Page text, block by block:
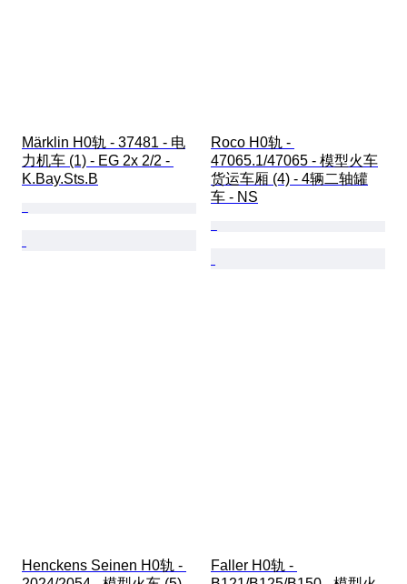
Märklin H0轨 - 37481 - 电
力机车 (1) - EG 2x 2/2 -
K.Bay.Sts.B
Roco H0轨 -
47065.1/47065 - 模型火车
货运车厢 (4) - 4辆二轴罐
车 - NS
Henckens Seinen H0轨 -
Faller H0轨 -